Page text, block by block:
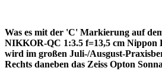
Was es mit der 'C' Markierung auf
NIKKOR-QC 1:3.5 f=13,5 cm Nippon
wird im großen Juli-/Ausgust-
Rechts daneben das Zeiss Opton